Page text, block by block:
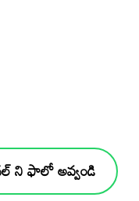
ని ఫాలో అవ్వండి